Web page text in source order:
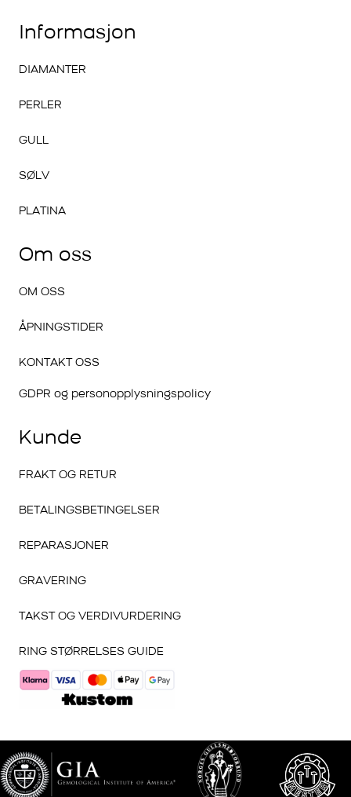
Informasjon
DIAMANTER
PERLER
GULL
SØLV
PLATINA
Om oss
OM OSS
ÅPNINGSTIDER
KONTAKT OSS
GDPR og personopplysningspolicy
Kunde
FRAKT OG RETUR
BETALINGSBETINGELSER
REPARASJONER
GRAVERING
TAKST OG VERDIVURDERING
RING STØRRELSES GUIDE